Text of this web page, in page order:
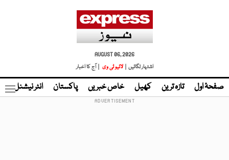
AUGUST 06, 2026
اشتہار لگائیں |
لائیو ٹی وی | آج کا اخبار
صفحۂ اول تازہ ترین کھیل خاص خبریں پاکستان انٹر نیشنل